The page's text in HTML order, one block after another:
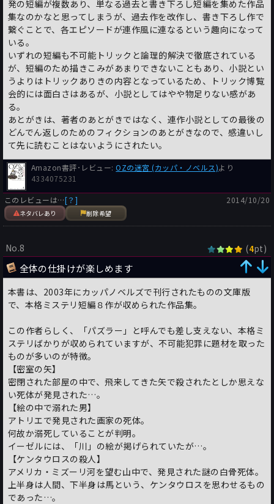
発の短編が複数あり、単なる過去と書き下ろし短編を集めた作品
集なのかなと思ってしまうが、過去作を改作し、書き下ろし作で
繋ぐことで、各エピソードが連作風に連なるという趣向になって
いる。
いずれの短編も不可能トリックと論理的解決で徹底されている
が、短編のため描きこみがあまりできないこともあり、小説とい
うよりはトリックありきの内容となっているため、トリック博覧
会的には面白さはあるが、小説としてはやや物足りない感があ
る。
あとがきは、著者のあとがきではなく、連作小説としての最後の
どんでん返しのためのフィクションのあとがきなので、感違いし
て先に読むことはないようにされたい。
Amazon書評･レビュー:OZの迷宮 (カッパ・ノベルス)より
4334075231
このレビューは…[？]
ネタバレあり 削除希望
2014/10/20
No.8 (4pt)
全体の仕掛けが楽しめます
本書は、2003年にカッパノベルズで刊行されたものの文庫版
で、本格ミステリ短編８作が収められた作品集。
この作者らしく、「パズラー」と呼んでも差し支えない、本格ミ
ステリばかりが収められていますが、不可能犯罪に題材を取った
ものが多いのが特徴。
【密室の矢】
密閉された部屋の中で、飛来してきた矢で殺されたとしか思えな
い死体が発見された…。
【絵の中で溺れた男】
アトリエで発見された画家の死体。
何故か溺死していることが判明。
イーゼルには、「川」の絵が掲げられていたが…。
【ケンタウロスの殺人】
アメリカ・ミズーリ河を望む山中で、発見された謎の白骨死体。
上半身は人間、下半身は馬という、ケンタウロスを思わせるもの
であった…。